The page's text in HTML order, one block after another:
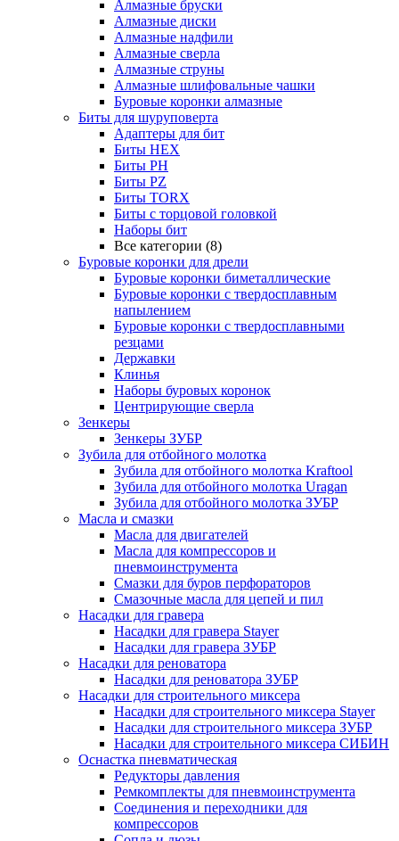
Алмазные бруски
Алмазные диски
Алмазные надфили
Алмазные сверла
Алмазные струны
Алмазные шлифовальные чашки
Буровые коронки алмазные
Биты для шуруповерта
Адаптеры для бит
Биты HEX
Биты PH
Биты PZ
Биты TORX
Биты с торцовой головкой
Наборы бит
Все категории (8)
Буровые коронки для дрели
Буровые коронки биметаллические
Буровые коронки с твердосплавным
напылением
Буровые коронки с твердосплавными
резцами
Державки
Клинья
Наборы буровых коронок
Центрирующие сверла
Зенкеры
Зенкеры ЗУБР
Зубила для отбойного молотка
Зубила для отбойного молотка Kraftool
Зубила для отбойного молотка Uragan
Зубила для отбойного молотка ЗУБР
Масла и смазки
Масла для двигателей
Масла для компрессоров и
пневмоинструмента
Смазки для буров перфораторов
Смазочные масла для цепей и пил
Насадки для гравера
Насадки для гравера Stayer
Насадки для гравера ЗУБР
Насадки для реноватора
Насадки для реноватора ЗУБР
Насадки для строительного миксера
Насадки для строительного миксера Stayer
Насадки для строительного миксера ЗУБР
Насадки для строительного миксера СИБИН
Оснастка пневматическая
Редукторы давления
Ремкомплекты для пневмоинструмента
Соединения и переходники для
компрессоров